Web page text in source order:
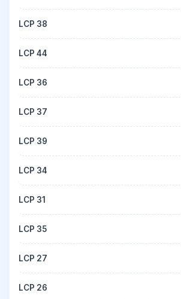
LCP 38
LCP 44
LCP 36
LCP 37
LCP 39
LCP 34
LCP 31
LCP 35
LCP 27
LCP 26